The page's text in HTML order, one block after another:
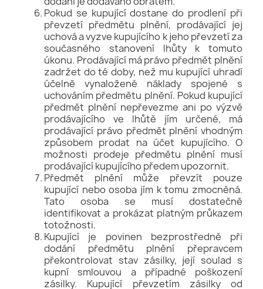
Pokud se kupující dostane do prodlení při
převzetí předmětu plnění, prodávající jej
uchová a vyzve kupujícího k jeho převzetí za
současného stanovení lhůty k tomuto
úkonu. Prodávající má právo předmět plnění
zadržet do té doby, než mu kupující uhradí
účelně vynaložené náklady spojené s
uchováním předmětu plnění. Pokud kupující
předmět plnění nepřevezme ani po výzvě
prodávajícího ve lhůtě jím určené, má
prodávající právo předmět plnění vhodným
způsobem prodat na účet kupujícího. O
možnosti prodeje předmětu plnění musí
prodávající kupujícího předem upozornit.
Předmět plnění může převzít pouze
kupující nebo osoba jím k tomu zmocněná.
Tato osoba se musí dostatečně
identifikovat a prokázat platným průkazem
totožnosti.
Kupující je povinen bezprostředně při
dodání předmětu plnění přepravcem
překontrolovat stav zásilky, její soulad s
kupní smlouvou a případné poškození
zásilky. Kupující převzetím zásilky od